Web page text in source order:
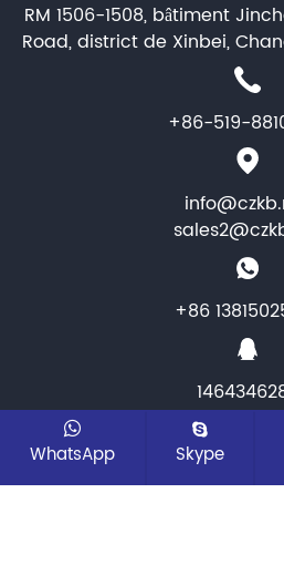
RM 1506-1508, bâtiment
Road, district de Xinbei,
+86-519-
+86
CopyRight © 2025
Meter co.,ltd. Tous droits
WhatsApp Skype